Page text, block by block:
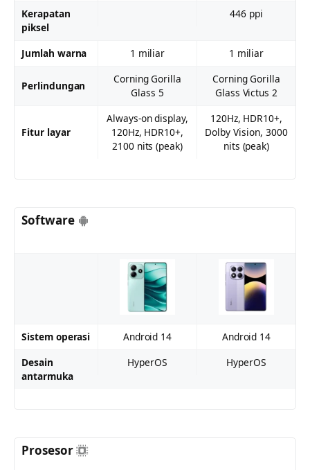
Kerapatan
piksel
446 ppi
Jumlah warna 1 miliar 1 miliar
Perlindungan
Corning Gorilla
Glass 5
Corning Gorilla
Glass Victus 2
Fitur layar
Always-on display,
120Hz, HDR10+,
2100 nits (peak)
120Hz, HDR10+,
Dolby Vision, 3000
nits (peak)
Software
Sistem operasi Android 14
Android 14
Desain
antarmuka
HyperOS HyperOS
Prosesor